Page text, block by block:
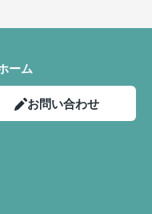
ーム
お問い合わせ